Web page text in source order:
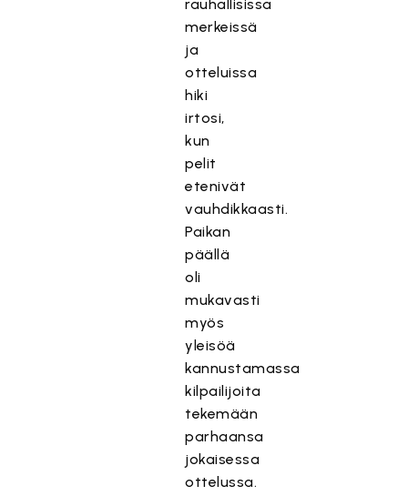
rauhallisissa
merkeissä
ja
otteluissa
hiki
irtosi,
kun
pelit
etenivät
vauhdikkaasti.
Paikan
päällä
oli
mukavasti
myös
yleisöä
kannustamassa
kilpailijoita
tekemään
parhaansa
jokaisessa
ottelussa.